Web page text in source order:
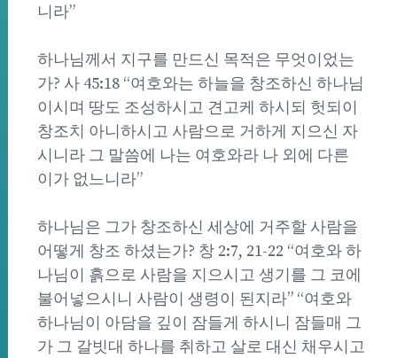
니라”
하나님께서 지구를 만드신 목적은 무엇이었는
가? 사 45:18 “여호와는 하늘을 창조하신 하나님
이시며 땅도 조성하시고 견고케 하시되 헛되이
창조치 아니하시고 사람으로 거하게 지으신 자
시니라 그 말씀에 나는 여호와라 나 외에 다른
이가 없느니라”
하나님은 그가 창조하신 세상에 거주할 사람을
어떻게 창조 하셨는가? 창 2:7, 21-22 “여호와 하
나님이 흙으로 사람을 지으시고 생기를 그 코에
불어넣으시니 사람이 생령이 된지라” “여호와
하나님이 아담을 깊이 잠들게 하시니 잠들매 그
가 그 갈빗대 하나를 취하고 살로 대신 채우시고